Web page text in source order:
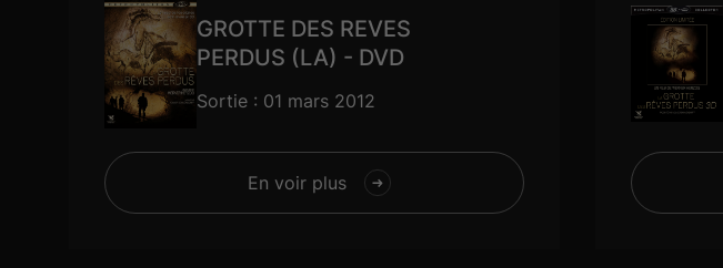
GROTTE DES REVES
PERDUS (LA) - DVD
Sortie : 01 mars 2012
En voir plus